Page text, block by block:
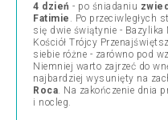
4 dzień - po śniadaniu
Fatimie . Po przeciwległych
się dwie świątynie - Bazylika
Kościół Trójcy
siebie różne - zarówno pod
Niemniej warto zajrzeć do
najbardziej wysunięty na
Roca. Na zakończenie dnia
i nocleg.